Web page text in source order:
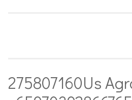
275807160Us